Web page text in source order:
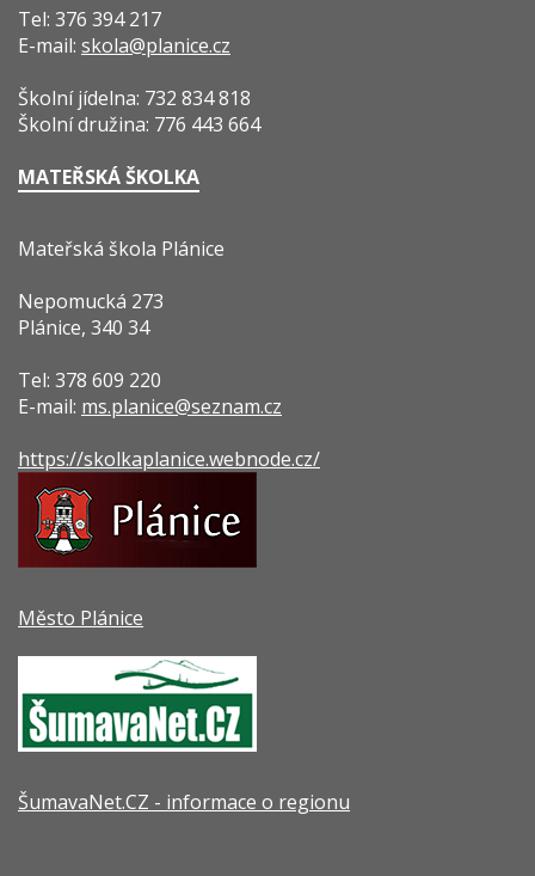
Tel: 376 394 217
E-mail: skola@planice.cz
Školní jídelna: 732 834 818
Školní družina: 776 443 664
MATEŘSKÁ ŠKOLKA
Mateřská škola Plánice
Nepomucká 273
Plánice, 340 34
Tel: 378 609 220
E-mail: ms.planice@seznam.cz
https://skolkaplanice.webnode.cz/
Město Plánice
ŠumavaNet.CZ - informace o regionu